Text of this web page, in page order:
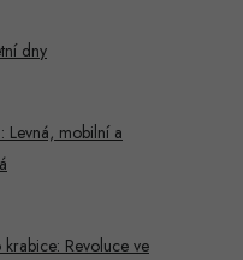
dny
Levná, mobilní a
Revoluce ve